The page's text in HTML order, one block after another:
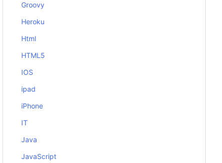
Groovy
Heroku
Html
HTML5
IOS
ipad
iPhone
IT
Java
JavaScript